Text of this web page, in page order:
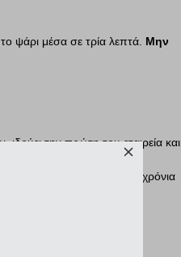
ψάρι μέσα σε τρία λεπτά. Μην
την πρώτη του εταιρεία και
drying).
για πάνω από 40 χρόνια